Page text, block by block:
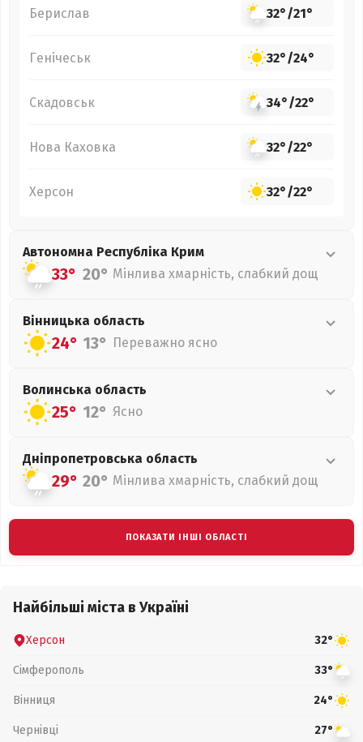
Берислав 32°/21°
Генічеськ 32°/24°
Скадовськ 34°/22°
Нова Каховка 32°/22°
Херсон 32°/22°
Автономна Республіка Крим
33° 20° Мінлива хмарність, слабкий дощ
Вінницька область
24° 13° Переважно ясно
Волинська область
25° 12° Ясно
Дніпропетровська область
29° 20° Мінлива хмарність, слабкий дощ
ПОКАЗАТИ ІНШІ ОБЛАСТІ
Найбільші міста в Україні
Херсон 32°
Сімферополь 33°
Вінниця 24°
Чернівці 27°